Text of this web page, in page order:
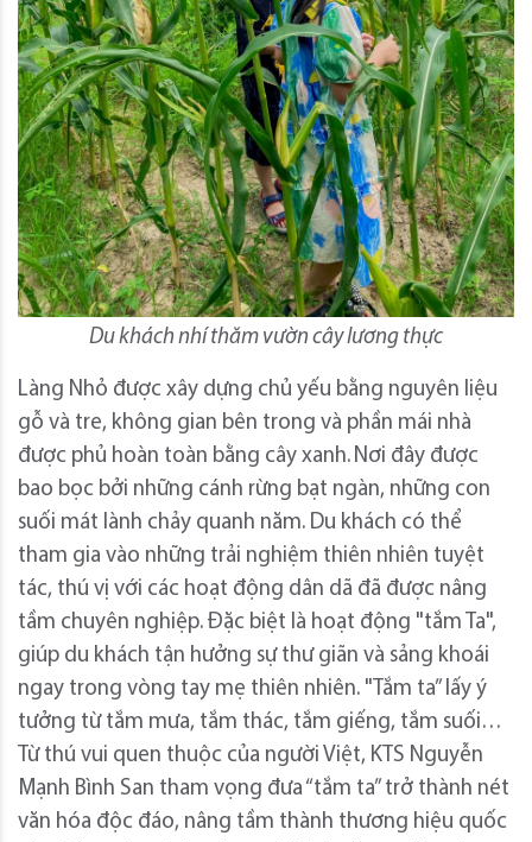
Du khách nhí thăm vườn cây lương thực
Làng Nhỏ được xây dựng chủ yếu bằng nguyên liệu
gỗ và tre, không gian bên trong và phần mái nhà
được phủ hoàn toàn bằng cây xanh. Nơi đây được
bao bọc bởi những cánh rừng bạt ngàn, những con
suối mát lành chảy quanh năm. Du khách có thể
tham gia vào những trải nghiệm thiên nhiên tuyệt
tác, thú vị với các hoạt động dân dã đã được nâng
tầm chuyên nghiệp. Đặc biệt là hoạt động "tắm Ta",
giúp du khách tận hưởng sự thư giãn và sảng khoái
ngay trong vòng tay mẹ thiên nhiên. "Tắm ta” lấy ý
tưởng từ tắm mưa, tắm thác, tắm giếng, tắm suối…
Từ thú vui quen thuộc của người Việt, KTS Nguyễn
Mạnh Bình San tham vọng đưa “tắm ta” trở thành nét
văn hóa độc đáo, nâng tầm thành thương hiệu quốc